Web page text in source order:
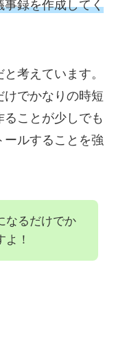
事録を作成してく
考えています。
けでかなりの時短
ことが少しでも
ールすることを強
なるだけでか
！